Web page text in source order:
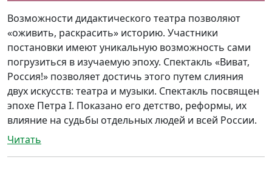
Возможности дидактического театра позволяют
«оживить, раскрасить» историю. Участники
постановки имеют уникальную возможность сами
погрузиться в изучаемую эпоху. Спектакль «Виват,
Россия!» позволяет достичь этого путем слияния
двух искусств: театра и музыки. Спектакль посвящен
эпохе Петра I. Показано его детство, реформы, их
влияние на судьбы отдельных людей и всей России.
Читать